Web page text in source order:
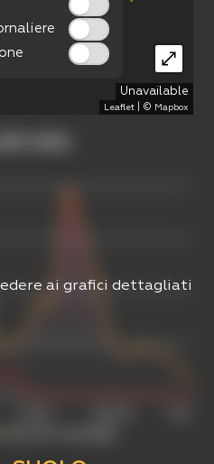
Unavailable
Leaflet| © Mapbox
ai grafici dettagliati